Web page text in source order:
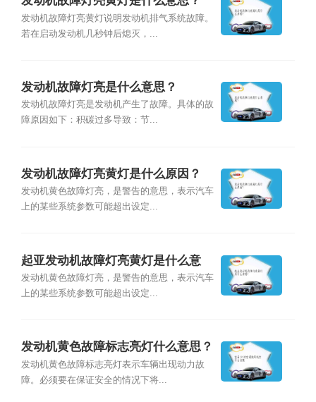
发动机故障灯亮黄灯说明发动机排气系统故障。
若在启动发动机几秒钟后熄灭，...
发动机故障灯亮是什么意思？
发动机故障灯亮是发动机产生了故障。具体的故
障原因如下：积碳过多导致：节...
发动机故障灯亮黄灯是什么原因？
发动机⻩⾊故障灯亮，是警告的意思，表示汽⻋
上的某些系统参数可能超出设定...
起亚发动机故障灯亮黄灯是什么意
思？
发动机⻩⾊故障灯亮，是警告的意思，表示汽⻋
上的某些系统参数可能超出设定...
发动机黄色故障标志亮灯什么意思？
发动机黄色故障标志亮灯表示车辆出现动力故
障。必须要在保证安全的情况下将...